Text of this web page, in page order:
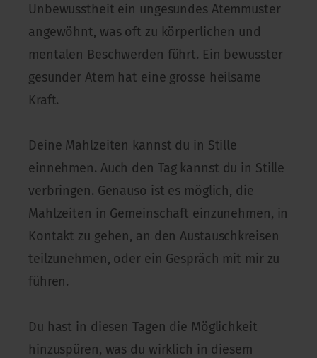
Unbewusstheit ein ungesundes Atemmuster
angewöhnt, was oft zu körperlichen und
mentalen Beschwerden führt. Ein bewusster
gesunder Atem hat eine grosse heilsame
Kraft.
Deine Mahlzeiten kannst du in Stille
einnehmen. Auch den Tag kannst du in Stille
verbringen. Genauso ist es möglich, die
Mahlzeiten in Gemeinschaft einzunehmen, in
Kontakt zu gehen, an den Austauschkreisen
teilzunehmen, oder ein Gespräch mit mir zu
führen.
Du hast in diesen Tagen die Möglichkeit
hinzuspüren, was du wirklich in diesem